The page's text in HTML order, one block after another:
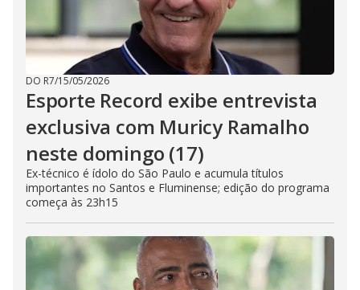
DO R7/15/05/2026
Esporte Record exibe entrevista
exclusiva com Muricy Ramalho
neste domingo (17)
Ex-técnico é ídolo do São Paulo e acumula títulos
importantes no Santos e Fluminense; edição do programa
começa às 23h15